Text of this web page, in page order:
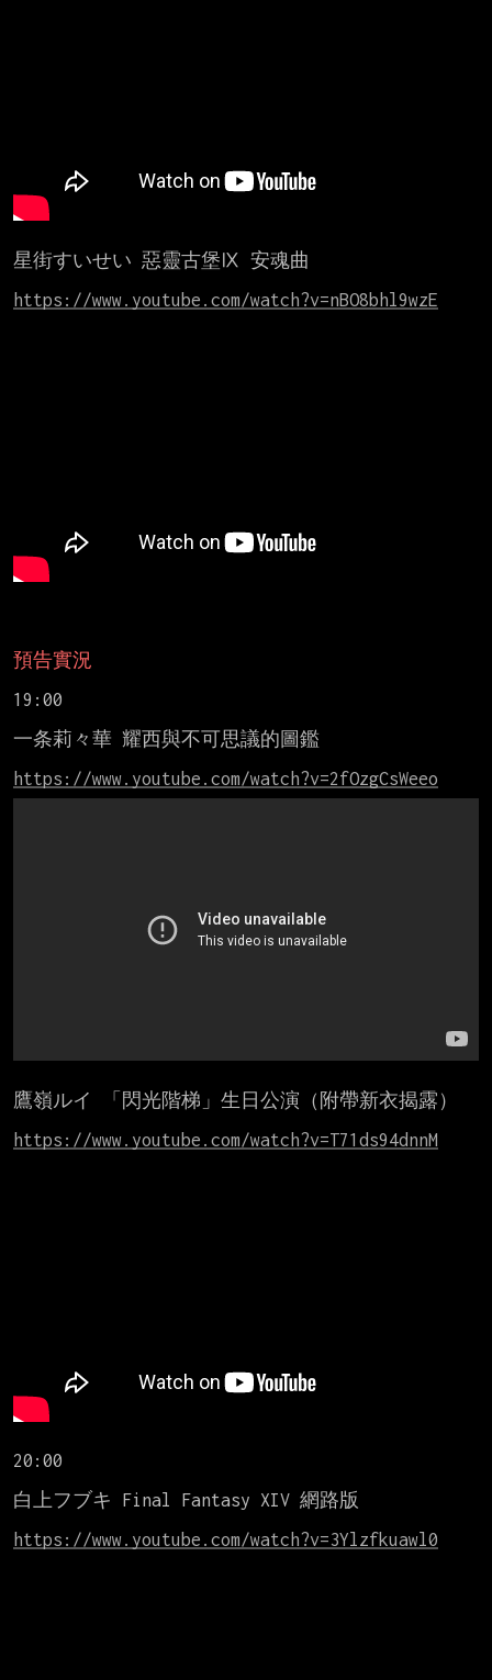
星街すいせい 惡靈古堡Ⅸ 安魂曲
https://www.youtube.com/watch?v=nBO8bhl9wzE
預告實況
19:00
一条莉々華 耀西與不可思議的圖鑑
https://www.youtube.com/watch?v=2fOzgCsWeeo
鷹嶺ルイ 「閃光階梯」生日公演（附帶新衣揭露）
https://www.youtube.com/watch?v=T71ds94dnnM
20:00
白上フブキ Final Fantasy XIV 網路版
https://www.youtube.com/watch?v=3Ylzfkuawl0